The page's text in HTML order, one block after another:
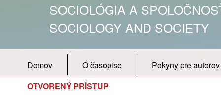
SOCIOLÓGIA A
SOCIOLOGY AND SOCIETY
Domov O časopise
Pokyny pre autorov
OTVORENÝ PRÍSTUP